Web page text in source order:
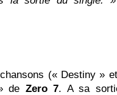
(« Destiny »
de Zero 7. A sa